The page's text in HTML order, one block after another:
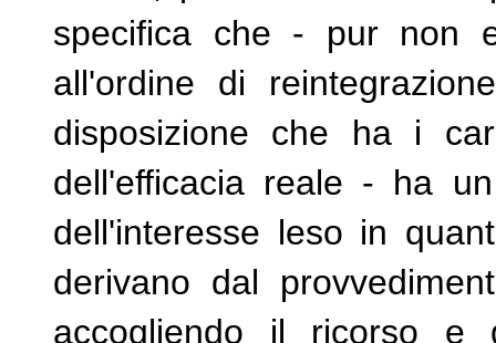
specifica che - pur non
all'ordine di
disposizione che ha i
dell'efficacia reale - ha
dell'interesse leso in
derivano dal